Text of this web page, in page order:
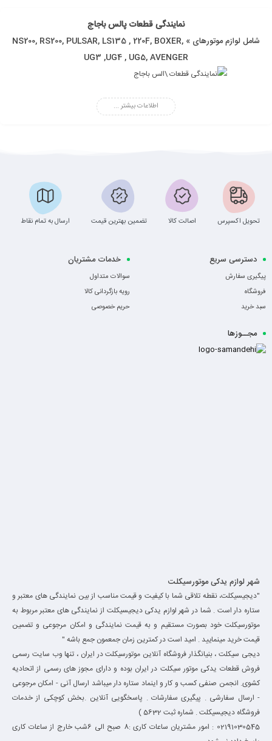
نمایندگی قطعات پالس باجاج
شامل لوازم موتورهای » NS200, RS200, PULSAR, LS135 , 220F, BOXER,
UG3 ,UG4 , UG5, AVENGER
اطلاعات بیشتر ...
تحویل اکسپرس اصالت کالا تضمین بهترین قیمت ارسال به تمام نقاط
دسترسی سریع
پیگیری سفارش
فروشگاه
سبد خرید
خدمات مشتریان
سوالات متداول
رویه بازگردانی کالا
حریم خصوصی
مجــوزها
شهر لوازم یدکی موتورسیکلت
"دیجیسیکلت، نقطه تلاقی شما با کیفیت و قیمت مناسب از بین نمایندگی های معتبر و
ستاره دار است . شما در شهر لوازم یدکی دیجیسیکلت از نمایندگی های معتبر مربوط به
موتورسیکلت خود بصورت مستقیم و به قیمت نمایندگی و امکان مرجوعی و تضمین
قیمت خرید مینمایید . امید است در کمترین زمان جمعمون جمع باشه "
دیجی سیکلت ، بنیانگذار فروشگاه آنلاین موتورسیکلت در ایران ، تنها وب سایت رسمی
فروش قطعات یدکی موتور سیکلت در ایران بوده و دارای مجوز های رسمی از اتحادیه
کشوی. انجمن صنفی کسب و کار و اینماد ستاره دار میباشد ارسال آنی - امکان مرجوعی
- ارسال سفارشی . پیگیری سفارشات . پاسخگویی آنلاین .بخش کوچکی از خدمات
فروشگاه دیجیسیکلت . شماره ثبت 5632 )
02191030545 : امور مشتریان ساعات کاری :8 صبح الی 6شب خارج از ساعات کاری